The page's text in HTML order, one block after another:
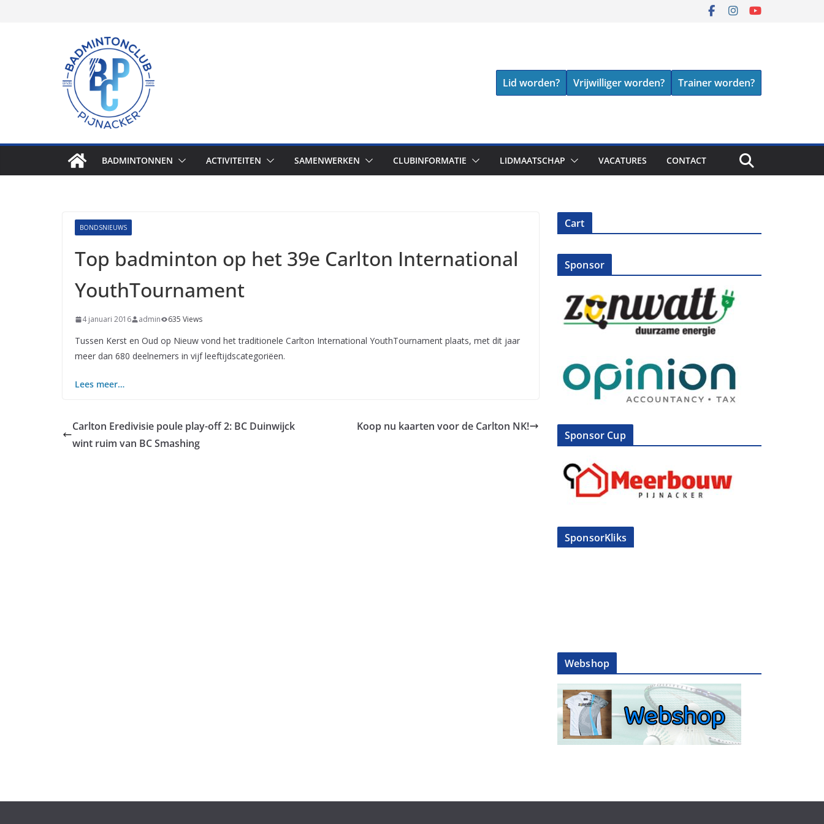
Lid worden? Vrijwilliger worden? Trainer worden?
BADMINTONNEN ACTIVITEITEN SAMENWERKEN CLUBINFORMATIE LIDMAATSCHAP VACATURES CONTACT
BONDSNIEUWS
Top badminton op het 39e Carlton International
YouthTournament
4 januari 2016 admin 635 Views
Tussen Kerst en Oud op Nieuw vond het traditionele Carlton International YouthTournament plaats, met dit jaar
meer dan 680 deelnemers in vijf leeftijdscategoriëen.
Lees meer…
Carlton Eredivisie poule play-off 2: BC Duinwijck
wint ruim van BC Smashing
Koop nu kaarten voor de Carlton NK!
Cart
Sponsor
Sponsor Cup
SponsorKliks
Webshop